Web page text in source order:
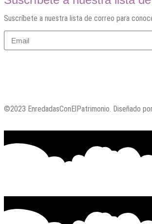
Suscríbete a nuestra lista de correo para
©2023 EnredadasConElPatrimonio. Diseñado